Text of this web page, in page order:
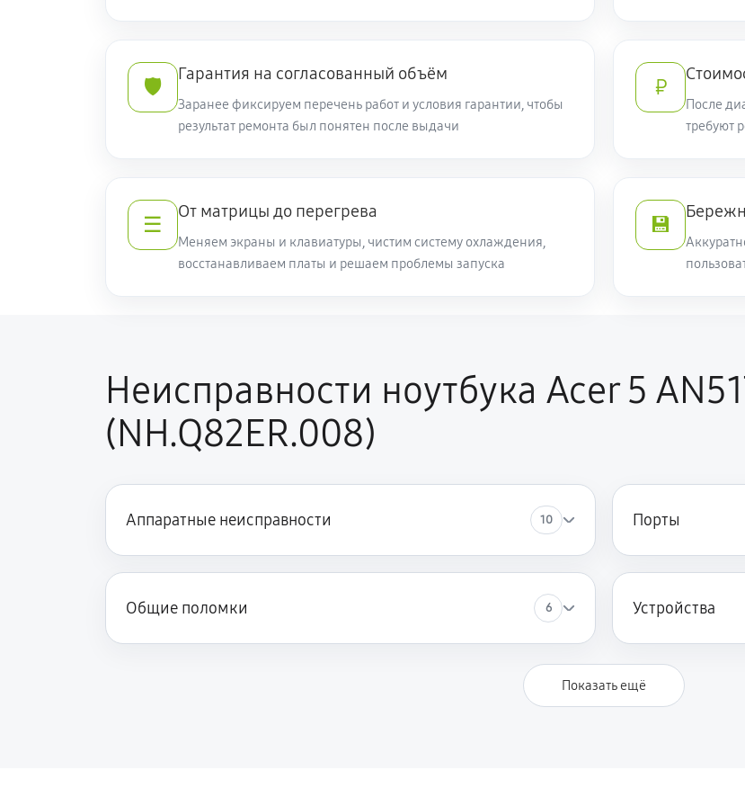
590 руб
Ремонт цепей питания 2250 руб
Ремонт разъема питания 760 руб
Ремонт подсветки ноутбука Acer 5 AN517-52-76FC (NH.Q82ER.008)
Замена HDMI ноутбука Acer 5 AN517-52-76FC (NH.Q82ER.008) 450 руб
🛡️
Гарантия на согласованный объём
Заранее фиксируем перечень работ и условия гарантии, чтобы
результат ремонта был понятен после выдачи
₽
После
требуют
☰
От матрицы до перегрева
Меняем экраны и клавиатуры, чистим систему охлаждения,
восстанавливаем платы и решаем проблемы запуска
💾
Неисправности ноутбука Acer 5
(NH.Q82ER.008)
Аппаратные неисправности 10 Порты
Общие поломки 6 Устройства
Показать ещё